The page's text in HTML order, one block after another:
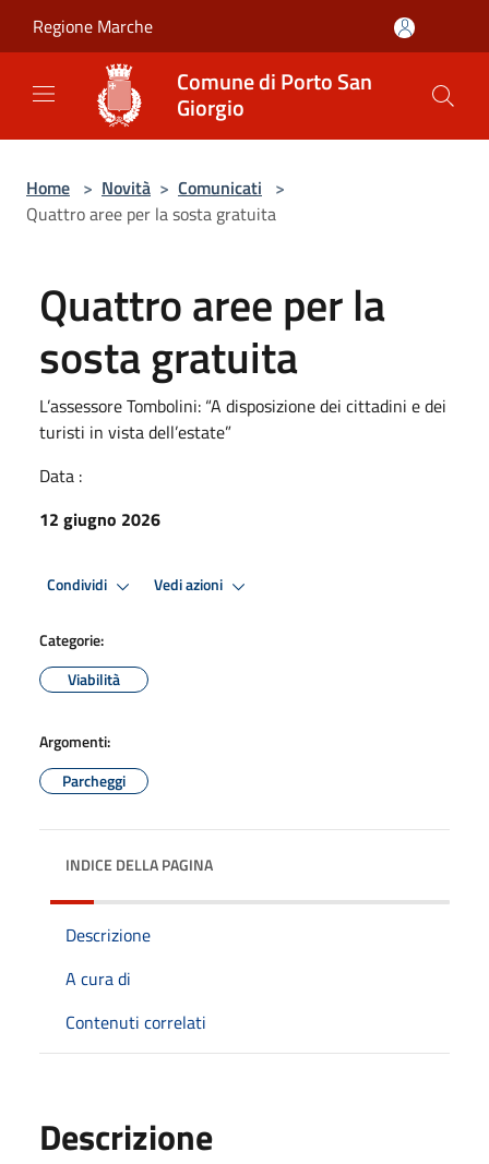
Regione Marche
Comune di Porto San
Giorgio
Home > Novità > Comunicati >
Quattro aree per la sosta gratuita
Quattro aree per la
sosta gratuita
L’assessore Tombolini: “A disposizione dei cittadini e dei
turisti in vista dell’estate”
Data :
12 giugno 2026
Condividi Vedi azioni
Categorie:
Viabilità
Argomenti:
Parcheggi
INDICE DELLA PAGINA
Descrizione
A cura di
Contenuti correlati
Descrizione